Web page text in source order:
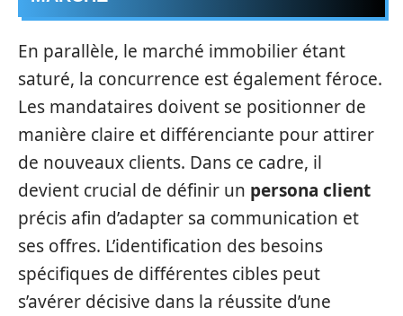
En parallèle, le marché immobilier étant
saturé, la concurrence est également féroce.
Les mandataires doivent se positionner de
manière claire et différenciante pour attirer
de nouveaux clients. Dans ce cadre, il
devient crucial de définir un persona client
précis afin d’adapter sa communication et
ses offres. L’identification des besoins
spécifiques de différentes cibles peut
s’avérer décisive dans la réussite d’une